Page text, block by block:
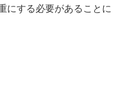
にする必要があることに